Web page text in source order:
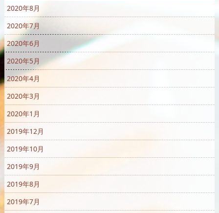
2020年8月
2020年7月
2020年6月
2020年5月
2020年4月
2020年3月
2020年1月
2019年12月
2019年10月
2019年9月
2019年8月
2019年7月